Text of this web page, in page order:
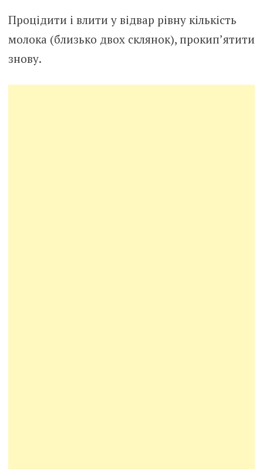
Процідити і влити у відвар рівну кількість
молока (близько двох склянок), прокип’ятити
знову.